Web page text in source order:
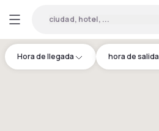
ciudad, hotel, ...
Hora de llegada hora de salida